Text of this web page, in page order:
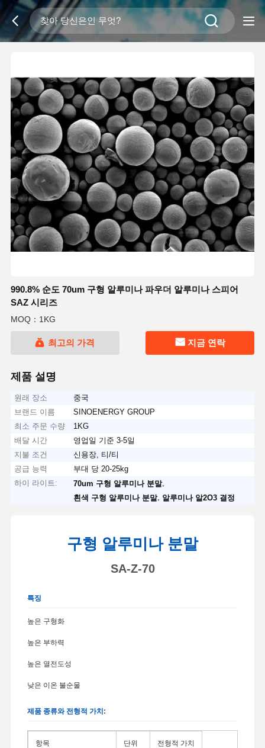
990.8% 순도 70um 구형 알루미나 파우더 알루미나 스피어
SAZ 시리즈
MOQ：1KG
최고의 가격 지금 연락
제품 설명
원래 장소
중국
브랜드 이름
SINOENERGY GROUP
최소 주문 수량
1KG
배달 시간
영업일 기준 3-5일
지불 조건
신용장, 티/티
공급 능력
부대 당 20-25kg
하이 라이트:
70um 구형 알루미나 분말,
흰색 구형 알루미나 분말, 알루미나 알2O3 결정
구형 알루미나 분말
SA-Z-70
특징
높은 구형화
높은 부하력
높은 열전도성
낮은 이온 불순물
제품 종류와 전형적 가치:
항목 단위 전형적 가치